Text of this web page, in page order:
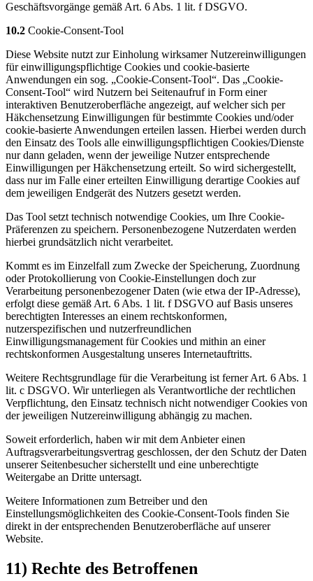
Geschäftsvorgänge gemäß Art. 6 Abs. 1 lit. f DSGVO.
10.2 Cookie-Consent-Tool
Diese Website nutzt zur Einholung wirksamer Nutzereinwilligungen
für einwilligungspflichtige Cookies und cookie-basierte
Anwendungen ein sog. „Cookie-Consent-Tool“. Das „Cookie-
Consent-Tool“ wird Nutzern bei Seitenaufruf in Form einer
interaktiven Benutzeroberfläche angezeigt, auf welcher sich per
Häkchensetzung Einwilligungen für bestimmte Cookies und/oder
cookie-basierte Anwendungen erteilen lassen. Hierbei werden durch
den Einsatz des Tools alle einwilligungspflichtigen Cookies/Dienste
nur dann geladen, wenn der jeweilige Nutzer entsprechende
Einwilligungen per Häkchensetzung erteilt. So wird sichergestellt,
dass nur im Falle einer erteilten Einwilligung derartige Cookies auf
dem jeweiligen Endgerät des Nutzers gesetzt werden.
Das Tool setzt technisch notwendige Cookies, um Ihre Cookie-
Präferenzen zu speichern. Personenbezogene Nutzerdaten werden
hierbei grundsätzlich nicht verarbeitet.
Kommt es im Einzelfall zum Zwecke der Speicherung, Zuordnung
oder Protokollierung von Cookie-Einstellungen doch zur
Verarbeitung personenbezogener Daten (wie etwa der IP-Adresse),
erfolgt diese gemäß Art. 6 Abs. 1 lit. f DSGVO auf Basis unseres
berechtigten Interesses an einem rechtskonformen,
nutzerspezifischen und nutzerfreundlichen
Einwilligungsmanagement für Cookies und mithin an einer
rechtskonformen Ausgestaltung unseres Internetauftritts.
Weitere Rechtsgrundlage für die Verarbeitung ist ferner Art. 6 Abs. 1
lit. c DSGVO. Wir unterliegen als Verantwortliche der rechtlichen
Verpflichtung, den Einsatz technisch nicht notwendiger Cookies von
der jeweiligen Nutzereinwilligung abhängig zu machen.
Soweit erforderlich, haben wir mit dem Anbieter einen
Auftragsverarbeitungsvertrag geschlossen, der den Schutz der Daten
unserer Seitenbesucher sicherstellt und eine unberechtigte
Weitergabe an Dritte untersagt.
Weitere Informationen zum Betreiber und den
Einstellungsmöglichkeiten des Cookie-Consent-Tools finden Sie
direkt in der entsprechenden Benutzeroberfläche auf unserer
Website.
11) Rechte des Betroffenen